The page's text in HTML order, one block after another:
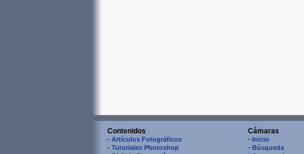
Contenidos
- Artículos Fotográficos
- Tutoriales Photoshop
Cámaras
- Inicio
- Búsqueda